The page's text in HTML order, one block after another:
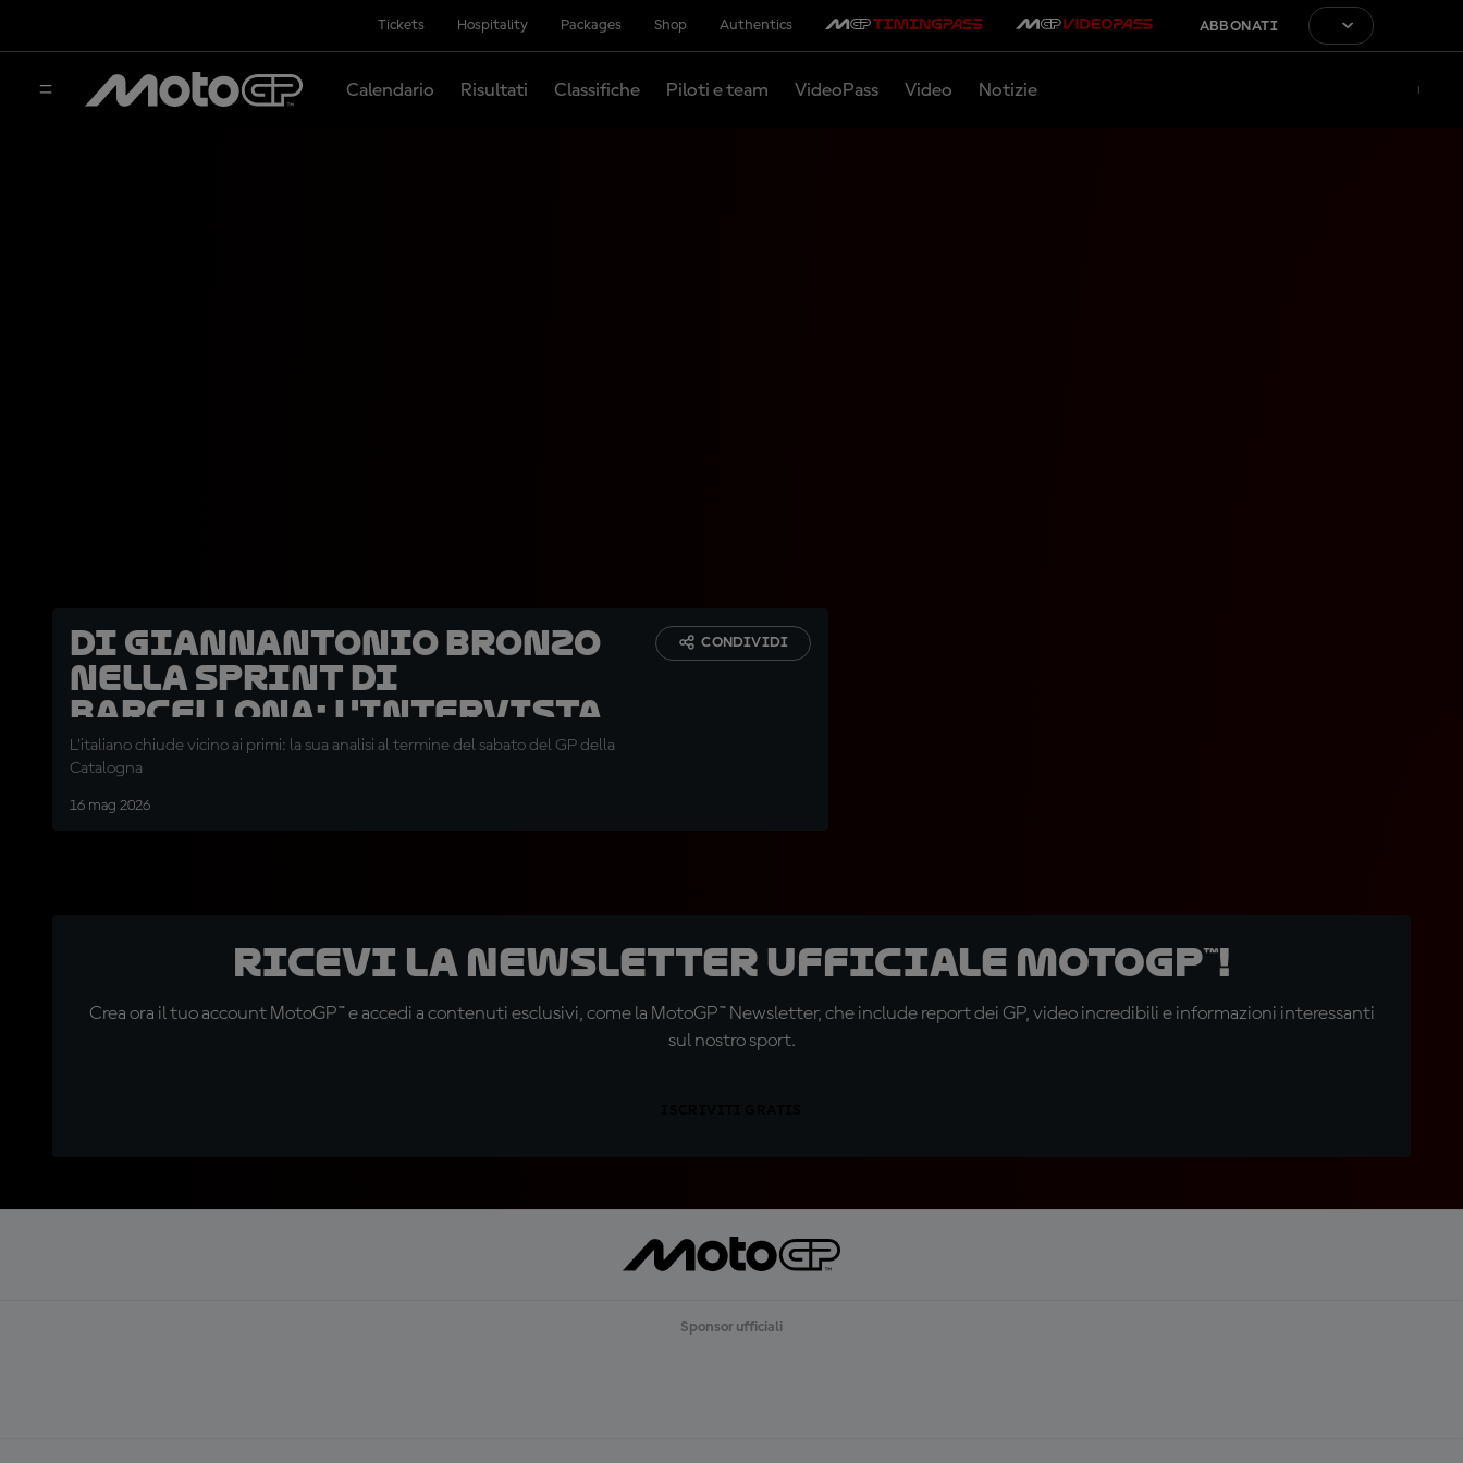
Tickets Hospitality Packages Shop Authentics ABBONATI
Calendario Risultati Classifiche Piloti e team VideoPass Video Notizie
Di Giannantonio bronzo
nella Sprint di
Barcellona: l'intervista
L'italiano chiude vicino ai primi: la sua analisi al termine del sabato del GP della
Catalogna
16 mag 2026
CONDIVIDI
Ricevi la newsletter ufficiale MotoGP™!
Crea ora il tuo account MotoGP™ e accedi a contenuti esclusivi, come la MotoGP™ Newsletter, che include report dei GP, video incredibili e informazioni interessanti
sul nostro sport.
Sponsor ufficiali